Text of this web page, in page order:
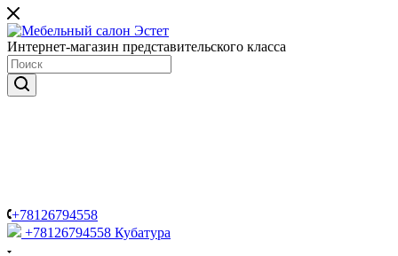
Интернет-магазин представительского класса
+78126794558
+78126794558 Кубатура